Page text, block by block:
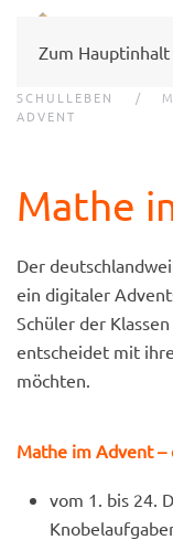
Zum
SCHULLEBEN
ADVENT
Mathe
Der
ein digitaler
Schüler der
entscheidet mit
möchten.
Mathe im Advent –
vom 1. bis 24.